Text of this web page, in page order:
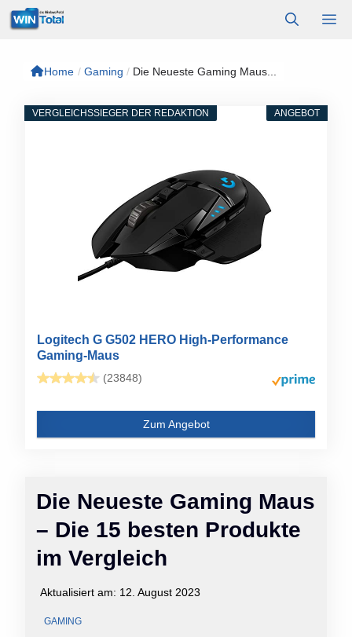
Zum
Inhalt
Home / Gaming / Die Neueste Gaming Maus...
Die Neueste Gaming Maus
– Die 15 besten Produkte
im Vergleich
Aktualisiert am: 12. August 2023
GAMING
ANGEBOT
VERGLEICHSSIEGER DER REDAKTION
Logitech G G502 HERO High-Performance
Gaming-Maus
(23848)
Zum Angebot